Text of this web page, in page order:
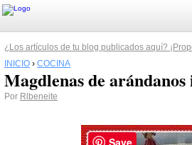
¿Los artículos de tu blog publicados aquí?
INICIO › COCINA
Magdlenas de
Por Rlbeneite
Save